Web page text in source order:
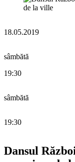
18.05.2019
sâmbătă
19:30
sâmbătă
19:30
Dansul